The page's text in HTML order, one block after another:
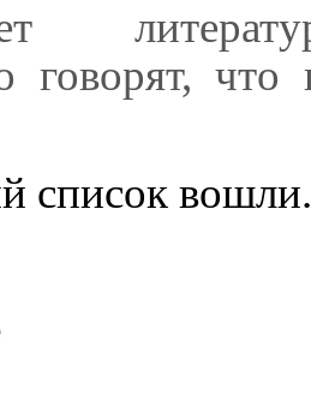
говорят,
список